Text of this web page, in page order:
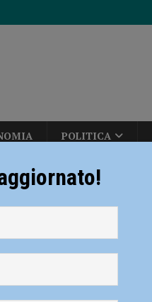
POLITICA
polizia locale
agricoltori”